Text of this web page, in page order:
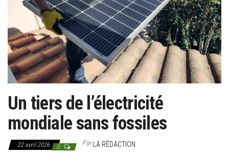
g
a
t
i
o
n
Un tiers de l’électricité
mondiale sans fossiles
22 avril 2026 0 ParLA RÉDACTION